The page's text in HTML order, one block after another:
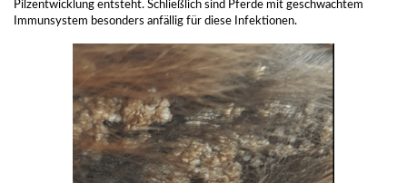
Pilzentwicklung entsteht. Schließlich sind Pferde mit geschwächtem
Immunsystem besonders anfällig für diese Infektionen.